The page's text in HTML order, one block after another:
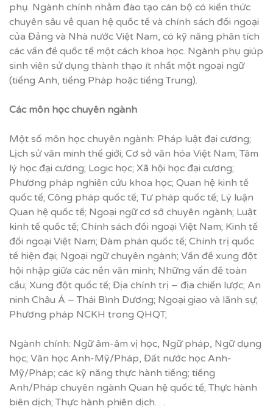
phụ. Ngành chính nhằm đào tạo cán bộ có kiến thức
chuyên sâu về quan hệ quốc tế và chính sách đối ngoại
của Đảng và Nhà nước Việt Nam, có kỹ năng phân tích
các vấn đề quốc tế một cách khoa học. Ngành phụ giúp
sinh viên sử dụng thành thạo ít nhất một ngoại ngữ
(tiếng Anh, tiếng Pháp hoặc tiếng Trung).
Các môn học chuyên ngành
Một số môn học chuyên ngành: Pháp luật đại cương;
Lịch sử văn minh thế giới; Cơ sở văn hóa Việt Nam; Tâm
lý học đại cương; Logic học; Xã hội học đại cương;
Phương pháp nghiên cứu khoa học; Quan hệ kinh tế
quốc tế; Công pháp quốc tế; Tư pháp quốc tế; Lý luận
Quan hệ quốc tế; Ngoại ngữ cơ sở chuyên ngành; Luật
kinh tế quốc tế; Chính sách đối ngoại Việt Nam; Kinh tế
đối ngoại Việt Nam; Đàm phán quốc tế; Chính trị quốc
tế hiện đại; Ngoại ngữ chuyên ngành; Vấn đề xung đột
hội nhập giữa các nền văn minh; Những vấn đề toàn
cầu; Xung đột quốc tế; Địa chính trị – địa chiến lược; An
ninh Châu Á – Thái Bình Dương; Ngoại giao và lãnh sự;
Phương pháp NCKH trong QHQT;
Ngành chính: Ngữ âm-âm vị học, Ngữ pháp, Ngữ dụng
học; Văn học Anh-Mỹ/Pháp, Đất nước học Anh-
Mỹ/Pháp; các kỹ năng thực hành tiếng; tiếng
Anh/Pháp chuyên ngành Quan hệ quốc tế; Thực hành
biên dịch; Thực hành phiên dịch. . .